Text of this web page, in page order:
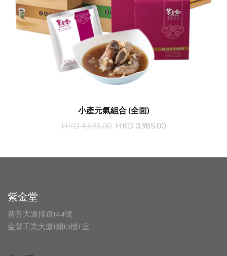
小產元氣組合 (全面)
HKD 4,698.00 HKD 3,985.00
紫金堂
葵芳大連排道144號
金豐工業大廈1期13樓F室